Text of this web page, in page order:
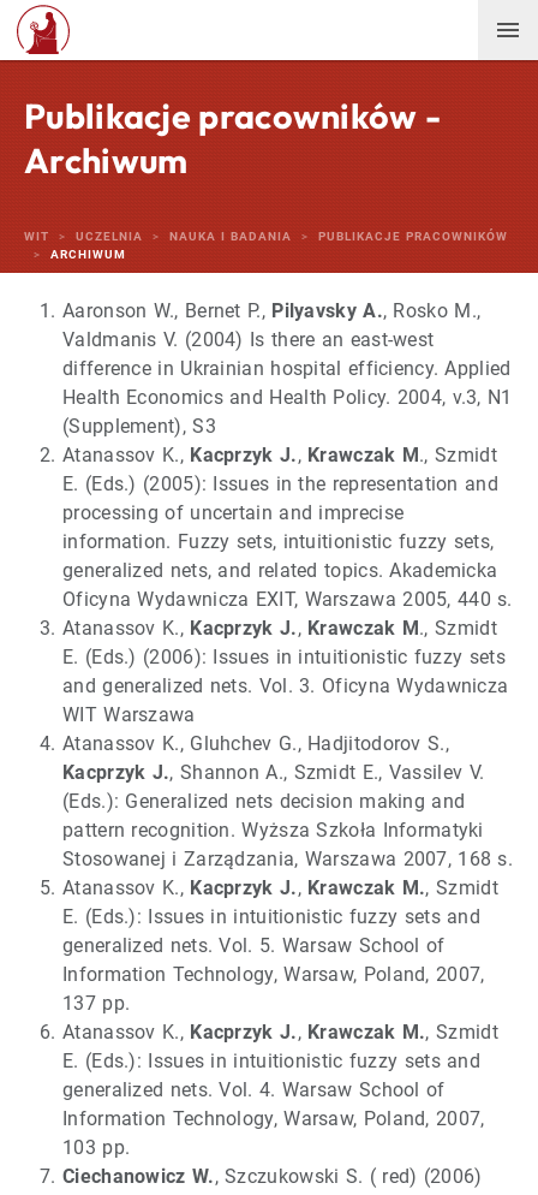
Publikacje pracowników -
Archiwum
WIT UCZELNIA NAUKA I BADANIA
PUBLIKACJE PRACOWNIKÓW
ARCHIWUM
Aaronson W., Bernet P., Pilyavsky A., Rosko M.,
Valdmanis V. (2004) Is there an east-west
difference in Ukrainian hospital efficiency. Applied
Health Economics and Health Policy. 2004, v.3, N1
(Supplement), S3
Atanassov K., Kacprzyk J., Krawczak M ., Szmidt
E. (Eds.) (2005): Issues in the representation and
processing of uncertain and imprecise
information. Fuzzy sets, intuitionistic fuzzy sets,
generalized nets, and related topics. Akademicka
Oficyna Wydawnicza EXIT, Warszawa 2005, 440 s.
Atanassov K., Kacprzyk J., Krawczak M ., Szmidt
E. (Eds.) (2006): Issues in intuitionistic fuzzy sets
and generalized nets. Vol. 3. Oficyna Wydawnicza
WIT Warszawa
Atanassov K., Gluhchev G., Hadjitodorov S.,
Kacprzyk J., Shannon A., Szmidt E., Vassilev V.
(Eds.): Generalized nets decision making and
pattern recognition. Wyższa Szkoła Informatyki
Stosowanej i Zarządzania, Warszawa 2007, 168 s.
Atanassov K., Kacprzyk J., Krawczak M., Szmidt
E. (Eds.): Issues in intuitionistic fuzzy sets and
generalized nets. Vol. 5. Warsaw School of
Information Technology, Warsaw, Poland, 2007,
137 pp.
Atanassov K., Kacprzyk J., Krawczak M., Szmidt
E. (Eds.): Issues in intuitionistic fuzzy sets and
generalized nets. Vol. 4. Warsaw School of
Information Technology, Warsaw, Poland, 2007,
103 pp.
Ciechanowicz W., Szczukowski S. ( red) (2006)